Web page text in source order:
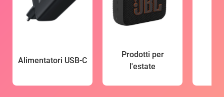
Alimentatori USB-C
Prodotti per
l'estate